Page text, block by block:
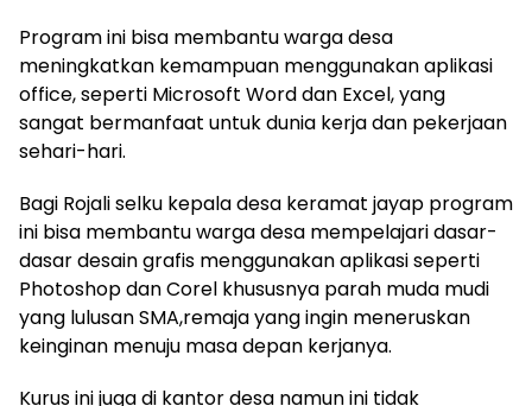
Program ini bisa membantu warga desa
meningkatkan kemampuan menggunakan aplikasi
office, seperti Microsoft Word dan Excel, yang
sangat bermanfaat untuk dunia kerja dan pekerjaan
sehari-hari.
Bagi Rojali selku kepala desa keramat jayap program
ini bisa membantu warga desa mempelajari dasar-
dasar desain grafis menggunakan aplikasi seperti
Photoshop dan Corel khususnya parah muda mudi
yang lulusan SMA,remaja yang ingin meneruskan
keinginan menuju masa depan kerjanya.
Kurus ini juga di kantor desa namun ini tidak